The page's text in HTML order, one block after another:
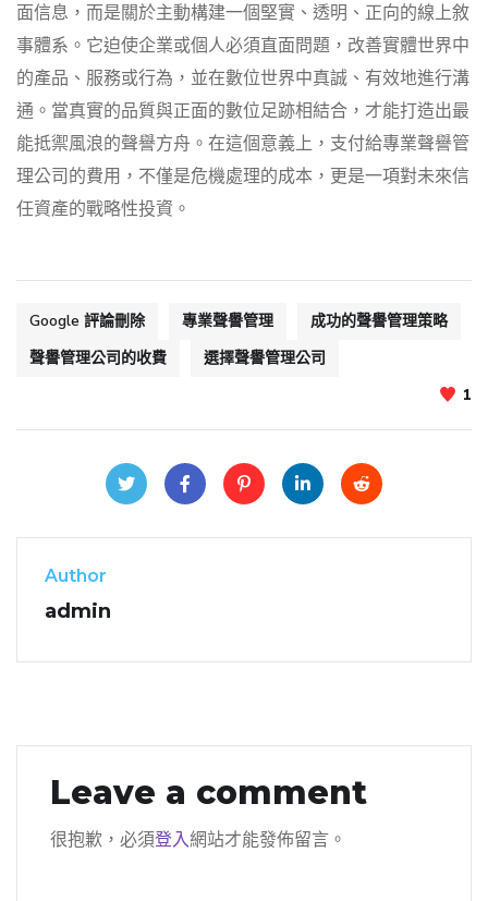
面信息，而是關於主動構建一個堅實、透明、正向的線上敘
事體系。它迫使企業或個人必須直面問題，改善實體世界中
的產品、服務或行為，並在數位世界中真誠、有效地進行溝
通。當真實的品質與正面的數位足跡相結合，才能打造出最
能抵禦風浪的聲譽方舟。在這個意義上，支付給專業聲譽管
理公司的費用，不僅是危機處理的成本，更是一項對未來信
任資產的戰略性投資。
Google 評論刪除 專業聲譽管理
成功的聲譽管理策略
聲譽管理公司的收費
選擇聲譽管理公司
1
Author
admin
Leave a comment
很抱歉，必須登入網站才能發佈留言。